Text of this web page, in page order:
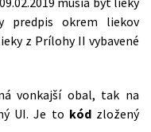
predpis okrem liekov
z Prílohy II vybavené
vonkajší obal, tak na
UI. Je to kódzložený